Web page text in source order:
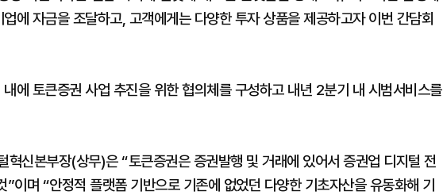
에 자금을 조달하고, 고객에게는 다양한 투자 상품을 제공하고자 이번 간담회
에 토큰증권 사업 추진을 위한 협의체를 구성하고 내년 2분기 내 시범서비스를
혁신본부장(상무)은 “토큰증권은 증권발행 및 거래에 있어서 증권업 디지털 전
이며 “안정적 플랫폼 기반으로 기존에 없었던 다양한 기초자산을 유동화해 기